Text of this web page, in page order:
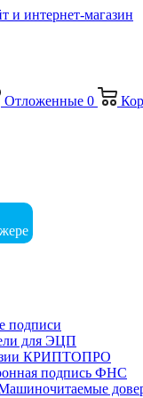
Отложенные 0
подписи
для ЭЦП
КРИПТОПРО
подпись ФНС